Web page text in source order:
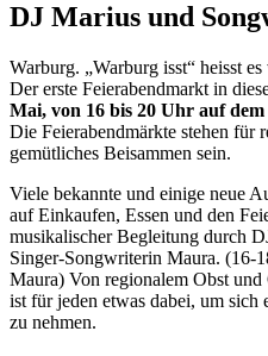
DJ Marius und
Warburg. „Warburg isst“ heisst
Der erste Feierabendmarkt in
Mai, von 16 bis 20 Uhr auf
Die Feierabendmärkte stehen für
gemütliches Beisammen sein.
Viele bekannte und einige neue
auf Einkaufen, Essen und den
musikalischer Begleitung durch
Singer-Songwriterin Maura.
Maura) Von regionalem Obst
ist für jeden etwas dabei, um
zu nehmen.